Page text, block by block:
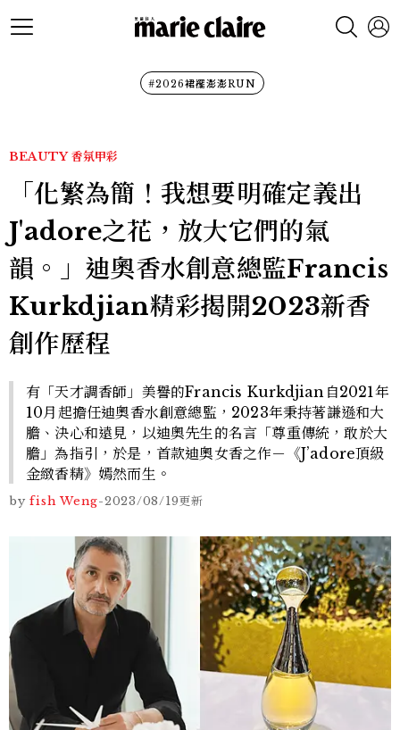
#2026裙襬澎澎RUN
BEAUTY 香氛甲彩
「化繁為簡！我想要明確定義出
J'adore之花，放大它們的氣
韻。」迪奧香水創意總監Francis
Kurkdjian精彩揭開2023新香
創作歷程
有「天才調香師」美譽的Francis Kurkdjian自2021年
10月起擔任迪奧香水創意總監，2023年秉持著謙遜和大
膽、決心和遠見，以迪奧先生的名言「尊重傳統，敢於大
膽」為指引，於是，首款迪奧女香之作－《J’adore頂級
金緻香精》嫣然而生。
by fish Weng-2023/08/19更新